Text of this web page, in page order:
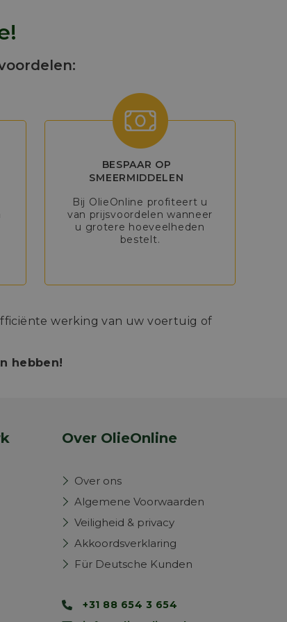
BESPAAR OP
SMEERMIDDELEN
Bij OlieOnline profiteert u
van prijsvoordelen wanneer
u grotere hoeveelheden
bestelt.
werking van uw voertuig of
hebben!
Over OlieOnline
Over ons
Algemene Voorwaarden
Veiligheid & privacy
Akkoordsverklaring
Für Deutsche Kunden
+31 88 654 3 654